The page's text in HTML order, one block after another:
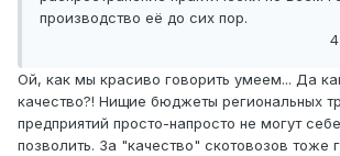
производство её до сих пор.
Ой, как мы красиво говорить умеем... Да
качество?! Нищие бюджеты региональных
предприятий просто-напросто не могут
позволить. За "качество" скотовозов тоже